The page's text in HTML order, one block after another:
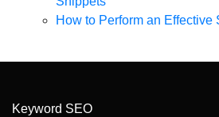
How to Perform an Effective
Keyword SEO